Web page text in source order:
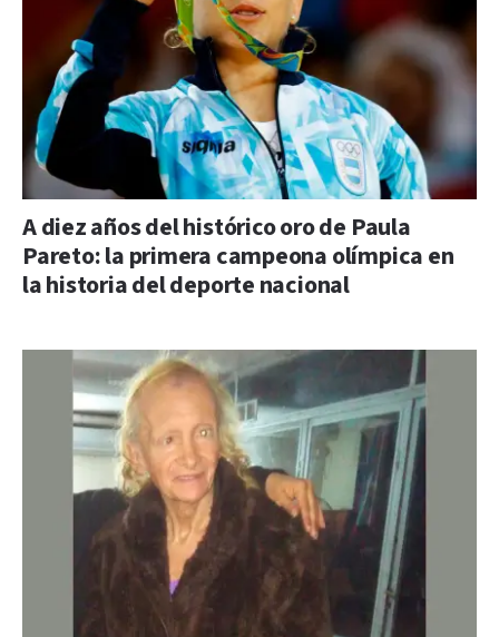
A diez años del histórico oro de Paula
Pareto: la primera campeona olímpica en
la historia del deporte nacional